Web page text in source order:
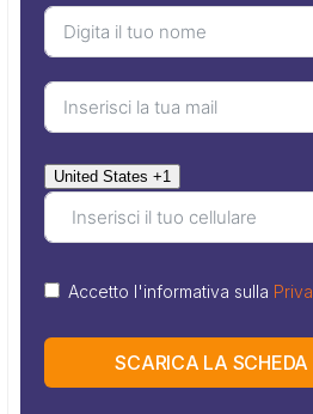
United States +1
Accetto l'informativa sulla
SCARICA LA SCHEDA